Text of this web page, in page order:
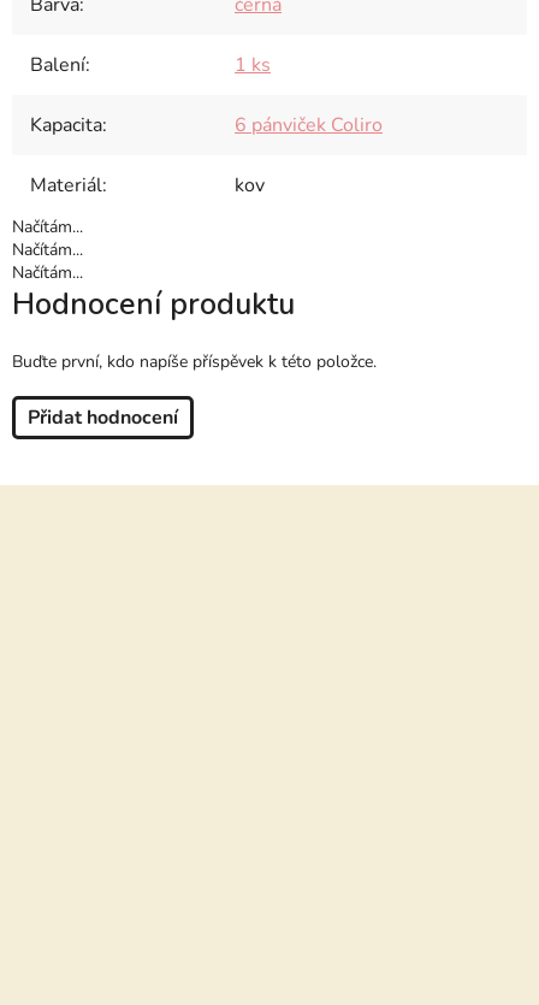
Balení: 1 ks
Kapacita: 6 pánviček Coliro
Materiál: kov
Načítám...
Načítám...
Načítám...
Hodnocení produktu
Buďte první, kdo napíše příspěvek k této položce.
Přidat hodnocení